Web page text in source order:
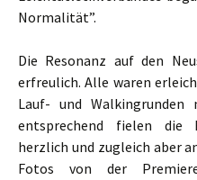
Normalität”.
Die Resonanz auf den
erfreulich. Alle waren
Lauf- und Walkingrunden
entsprechend fielen die
herzlich und zugleich aber
Fotos von der